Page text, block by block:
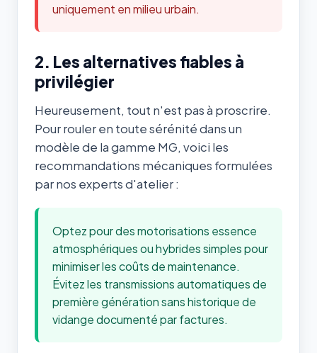
uniquement en milieu urbain.
2. Les alternatives fiables à
privilégier
Heureusement, tout n'est pas à proscrire.
Pour rouler en toute sérénité dans un
modèle de la gamme MG, voici les
recommandations mécaniques formulées
par nos experts d'atelier :
Optez pour des motorisations essence
atmosphériques ou hybrides simples pour
minimiser les coûts de maintenance.
Évitez les transmissions automatiques de
première génération sans historique de
vidange documenté par factures.